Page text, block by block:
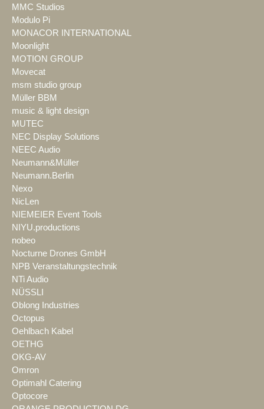
MMC Studios
Modulo Pi
MONACOR INTERNATIONAL
Moonlight
MOTION GROUP
Movecat
msm studio group
Müller BBM
music & light design
MUTEC
NEC Display Solutions
NEEC Audio
Neumann&Müller
Neumann.Berlin
Nexo
NicLen
NIEMEIER Event Tools
NIYU.productions
nobeo
Nocturne Drones GmbH
NPB Veranstaltungstechnik
NTi Audio
NÜSSLI
Oblong Industries
Octopus
Oehlbach Kabel
OETHG
OKG-AV
Omron
Optimahl Catering
Optocore